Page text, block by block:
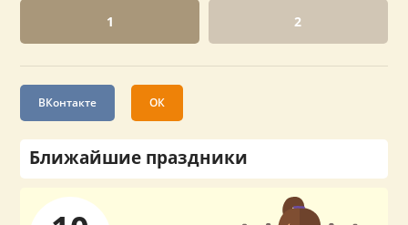
1 2
ВКонтакте ОК
Ближайшие праздники